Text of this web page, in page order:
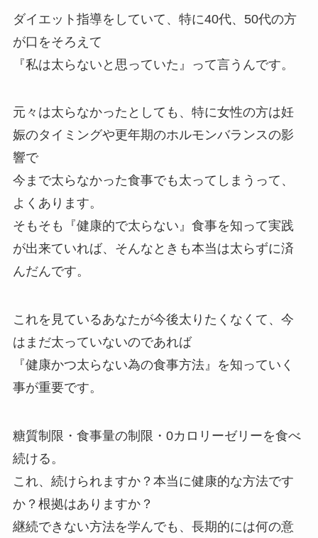
ダイエット指導をしていて、特に40代、50代の方
が口をそろえて
『私は太らないと思っていた』って言うんです。
元々は太らなかったとしても、特に女性の方は妊
娠のタイミングや更年期のホルモンバランスの影
響で
今まで太らなかった食事でも太ってしまうって、
よくあります。
そもそも『健康的で太らない』食事を知って実践
が出来ていれば、そんなときも本当は太らずに済
んだんです。
これを見ているあなたが今後太りたくなくて、今
はまだ太っていないのであれば
『健康かつ太らない為の食事方法』を知っていく
事が重要です。
糖質制限・食事量の制限・0カロリーゼリーを食べ
続ける。
これ、続けられますか？本当に健康的な方法です
か？根拠はありますか？
継続できない方法を学んでも、長期的には何の意